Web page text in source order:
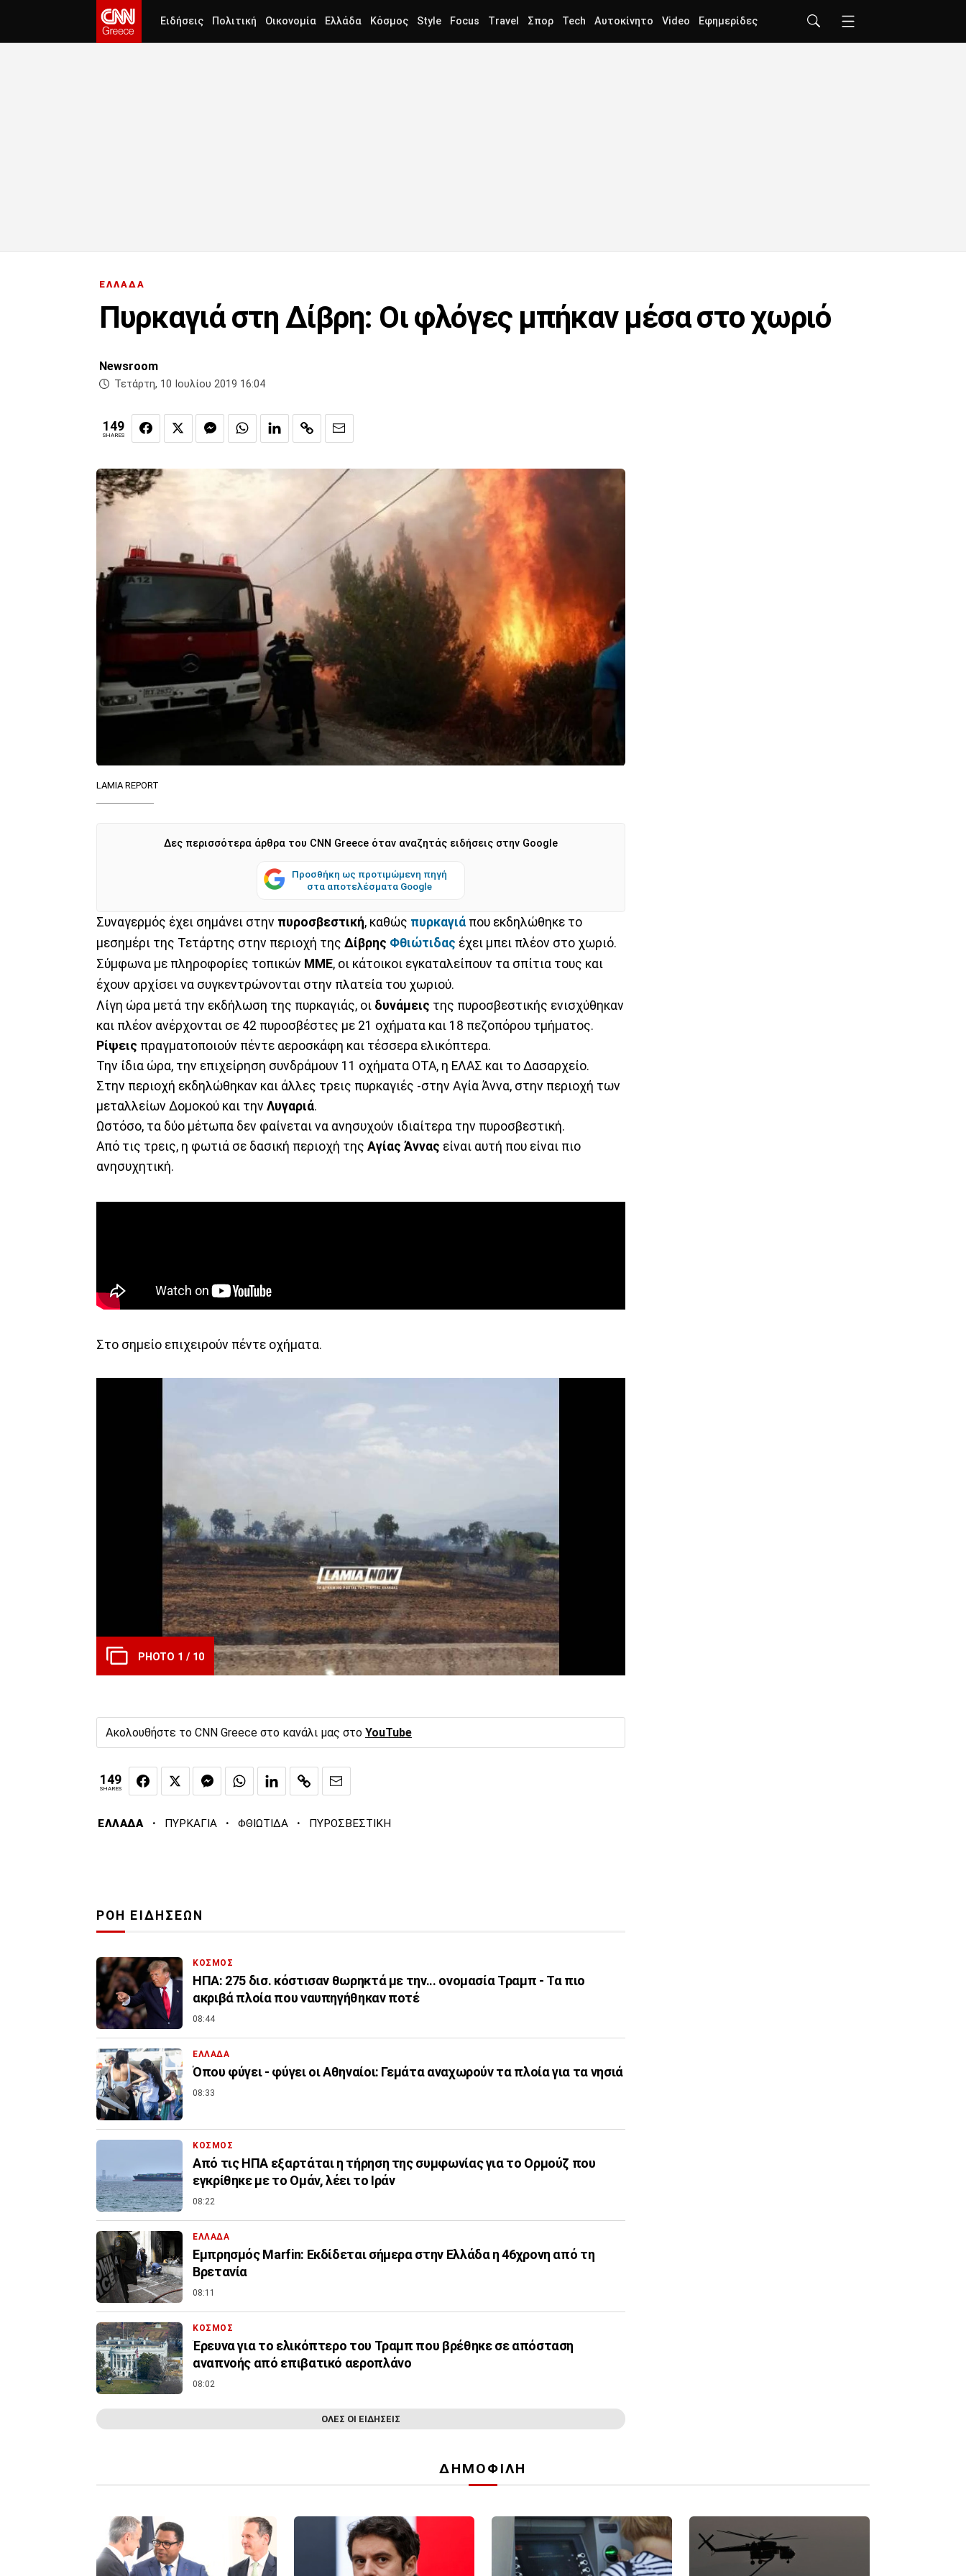
Ειδήσεις Πολιτική Οικονομία Ελλάδα Κόσμος Style Focus Travel Σπορ Tech Αυτοκίνητο Video Εφημερίδες
ΕΛΛΑΔΑ
Πυρκαγιά στη Δίβρη: Οι φλόγες μπήκαν μέσα στο χωριό
Newsroom
Τετάρτη, 10 Ιουλίου 2019 16:04
149
SHARES
LAMIA REPORT
Δες περισσότερα άρθρα του CNN Greece όταν αναζητάς ειδήσεις στην Google
Προσθήκη ως προτιμώμενη πηγή
στα αποτελέσματα Google
Συναγερμός έχει σημάνει στην πυροσβεστική, καθώς πυρκαγιά που εκδηλώθηκε το
μεσημέρι της Τετάρτης στην περιοχή της Δίβρης Φθιώτιδας έχει μπει πλέον στο χωριό.
Σύμφωνα με πληροφορίες τοπικών ΜΜΕ, οι κάτοικοι εγκαταλείπουν τα σπίτια τους και
έχουν αρχίσει να συγκεντρώνονται στην πλατεία του χωριού.
Λίγη ώρα μετά την εκδήλωση της πυρκαγιάς, οι δυνάμεις της πυροσβεστικής ενισχύθηκαν
και πλέον ανέρχονται σε 42 πυροσβέστες με 21 οχήματα και 18 πεζοπόρου τμήματος.
Ρίψεις πραγματοποιούν πέντε αεροσκάφη και τέσσερα ελικόπτερα.
Την ίδια ώρα, την επιχείρηση συνδράμουν 11 οχήματα ΟΤΑ, η ΕΛΑΣ και το Δασαρχείο.
Στην περιοχή εκδηλώθηκαν και άλλες τρεις πυρκαγιές -στην Αγία Άννα, στην περιοχή των
μεταλλείων Δομοκού και την Λυγαριά.
Ωστόσο, τα δύο μέτωπα δεν φαίνεται να ανησυχούν ιδιαίτερα την πυροσβεστική.
Από τις τρεις, η φωτιά σε δασική περιοχή της Αγίας Άννας είναι αυτή που είναι πιο
ανησυχητική.
Στο σημείο επιχειρούν πέντε οχήματα.
PHOTO 1 / 10
Ακολουθήστε το CNN Greece στο κανάλι μας στο YouTube
149
SHARES
ΕΛΛΑΔΑ · ΠΥΡΚΑΓΙΑ · ΦΘΙΩΤΙΔΑ · ΠΥΡΟΣΒΕΣΤΙΚΗ
ΡΟΗ ΕΙΔΗΣΕΩΝ
ΚΟΣΜΟΣ
ΗΠΑ: 275 δισ. κόστισαν θωρηκτά με την... ονομασία Τραμπ - Τα πιο
ακριβά πλοία που ναυπηγήθηκαν ποτέ
08:44
ΕΛΛΑΔΑ
Όπου φύγει - φύγει οι Αθηναίοι: Γεμάτα αναχωρούν τα πλοία για τα νησιά
08:33
ΚΟΣΜΟΣ
Από τις ΗΠΑ εξαρτάται η τήρηση της συμφωνίας για το Ορμούζ που
εγκρίθηκε με το Ομάν, λέει το Ιράν
08:22
ΕΛΛΑΔΑ
Εμπρησμός Marfin: Εκδίδεται σήμερα στην Ελλάδα η 46χρονη από τη
Βρετανία
08:11
ΚΟΣΜΟΣ
Έρευνα για το ελικόπτερο του Τραμπ που βρέθηκε σε απόσταση
αναπνοής από επιβατικό αεροπλάνο
08:02
ΟΛΕΣ ΟΙ ΕΙΔΗΣΕΙΣ
ΔΗΜΟΦΙΛΗ